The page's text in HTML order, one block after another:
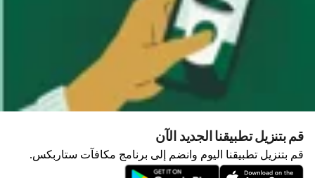
قم بتنزيل تطبيقنا الجديد الآن
قم بتنزيل تطبيقنا اليوم وانضم إلى برنامج مكافآت ستاربكس.